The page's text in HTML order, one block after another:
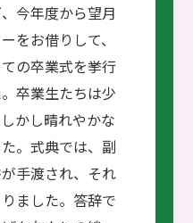
今年度から望月
をお借りして、
の卒業式を挙行
卒業生たちは少
かし晴れやかな
。式典では、副
手渡され、それ
ました。答辞で